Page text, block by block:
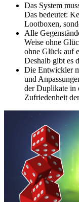
Das System
Das bedeutet:
Lootboxen,
Alle
Weise ohne
ohne Glück auf
Deshalb gibt es
Die Entwickler
und
der Duplikate in
Zufriedenheit